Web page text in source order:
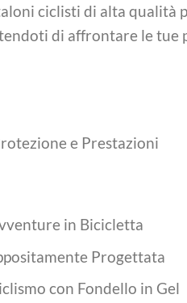
ciclisti di alta qualità
di affrontare le tue
e Prestazioni
in Bicicletta
Progettata
con Fondello in Gel